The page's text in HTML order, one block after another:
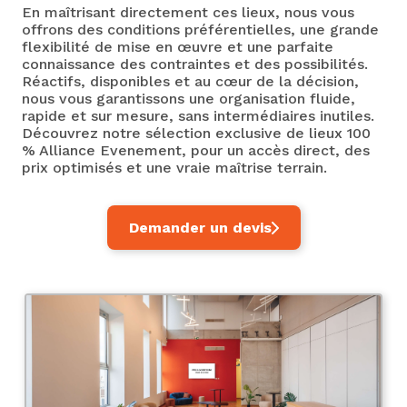
En maîtrisant directement ces lieux, nous vous
offrons des conditions préférentielles, une grande
flexibilité de mise en œuvre et une parfaite
connaissance des contraintes et des possibilités.
Réactifs, disponibles et au cœur de la décision,
nous vous garantissons une organisation fluide,
rapide et sur mesure, sans intermédiaires inutiles.
Découvrez notre sélection exclusive de lieux 100
% Alliance Evenement, pour un accès direct, des
prix optimisés et une vraie maîtrise terrain.
Demander un devis